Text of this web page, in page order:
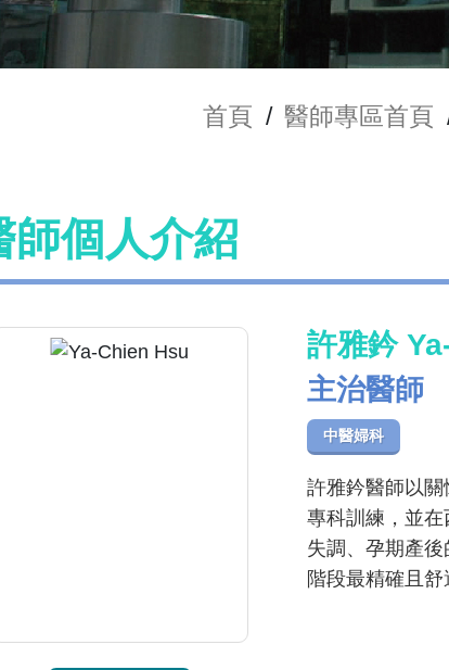
首頁 / 醫師專區首頁
師個人介紹
許雅鈐
主治醫師
中醫婦科
許雅鈐醫師以
專科訓練，並
失調、孕期產
階段最精確且舒